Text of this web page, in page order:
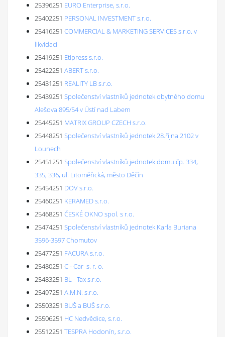
25396251 EURO Enterprise, s.r.o.
25402251 PERSONAL INVESTMENT s.r.o.
25416251 COMMERCIAL & MARKETING SERVICES s.r.o. v
likvidaci
25419251 Etipress s.r.o.
25422251 ABERT s.r.o.
25431251 REALITY LB s.r.o.
25439251 Společenství vlastníků jednotek obytného domu
Alešova 895/54 v Ústí nad Labem
25445251 MATRIX GROUP CZECH s.r.o.
25448251 Společenství vlastníků jednotek 28.října 2102 v
Lounech
25451251 Společenství vlastníků jednotek domu čp. 334,
335, 336, ul. Litoměřická, město Děčín
25454251 DOV s.r.o.
25460251 KERAMED s.r.o.
25468251 ČESKÉ OKNO spol. s r.o.
25474251 Společenství vlastníků jednotek Karla Buriana
3596-3597 Chomutov
25477251 FACURA s.r.o.
25480251 C - Car s. r. o.
25483251 BL - Tax s.r.o.
25497251 A.M.N. s.r.o.
25503251 BUŠ a BUŠ s.r.o.
25506251 HC Nedvědice, s.r.o.
25512251 TESPRA Hodonín, s.r.o.